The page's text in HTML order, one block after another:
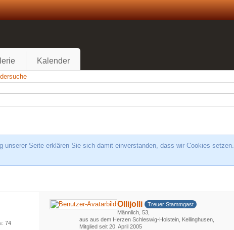
Kalender
unserer Seite erklären Sie sich damit einverstanden, dass wir Cookies setzen.
74
Ollijolli
Treuer Stammgast
Männlich 53
aus aus dem Herzen Schleswig-Holstein, Kellinghusen
Mitglied seit 20. April 2005